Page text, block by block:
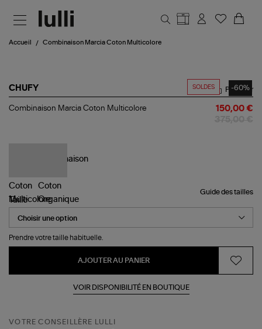
Accueil Combinaison Marcia Coton Multicolore
SOLDES -60%
CHUFY
Combinaison
Partager
Combinaison Marcia Coton Multicolore 150,00 €
Guide des tailles
Taille
Prendre votre taille habituelle.
AJOUTER AU PANIER
VOIR DISPONIBILITÉ EN BOUTIQUE
VOTRE CONSEILLÈRE LULLI